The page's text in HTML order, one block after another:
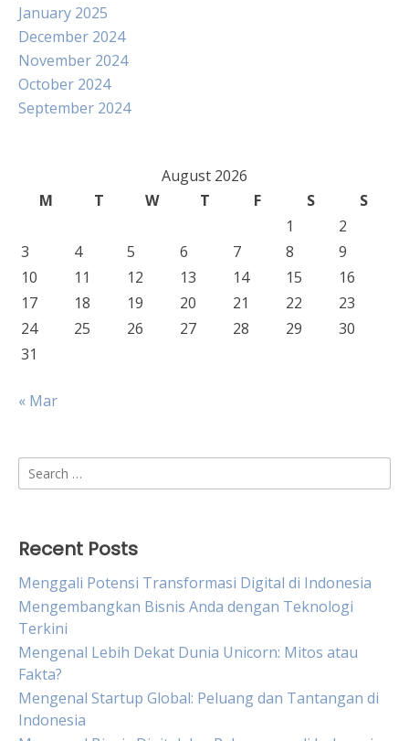
January 2025
December 2024
November 2024
October 2024
September 2024
August 2026
M
T W T F S
S
1
2
3
4 5 6 7 8
9
10
11 12 13 14 15
16
17
18 19 20 21 22
23
24
25 26 27 28 29
30
31
« Mar
Search
for:
Recent Posts
Menggali Potensi Transformasi Digital di Indonesia
Mengembangkan Bisnis Anda dengan Teknologi
Terkini
Mengenal Lebih Dekat Dunia Unicorn: Mitos atau
Fakta?
Mengenal Startup Global: Peluang dan Tantangan di
Indonesia